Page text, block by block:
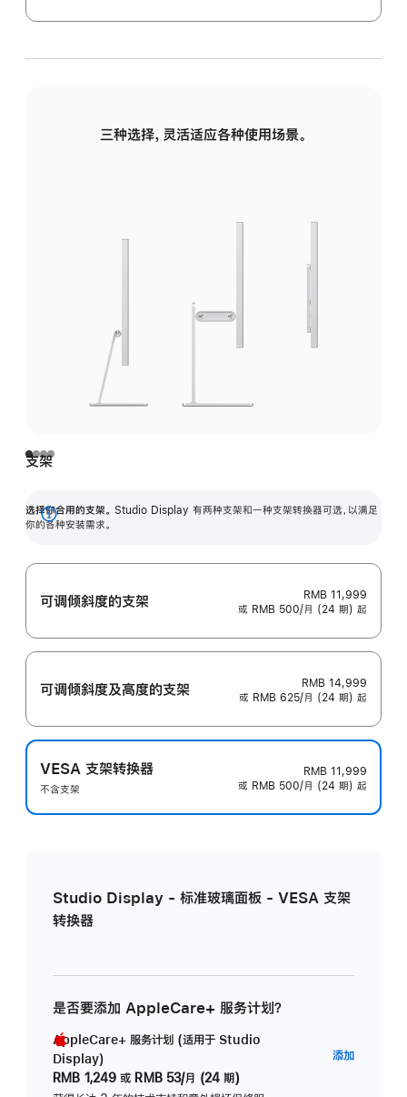
三种选择，灵活适应各种使用场景。
支架
选择你合用的支架。 Studio Display 有两种支架和一种支架转换器可选，以满足
你的各种安装需求。
展
可调倾斜度的支架
RMB 11,999
或 RMB 500/月 (24 期) 起
可调倾斜度及高‍度的支‍架
RMB 14,999
或 RMB 625/月 (24 期) 起
VESA 支架转换器
不含支架
RMB 11,999
或 RMB 500/月 (24 期) 起
Studio Display - 标准玻璃面板 - VESA 支架
转换器
是否要添加 AppleCare+ 服务计划？
AppleCare+ 服务计划 (适用于 Studio
Display)
RMB 1,249 或 RMB 53/月 (24 期)
添加